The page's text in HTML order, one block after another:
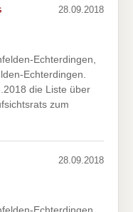
28.09.2018
Echterdingen,
Echterdingen.
die Liste über
zum
28.09.2018
Echterdingen,